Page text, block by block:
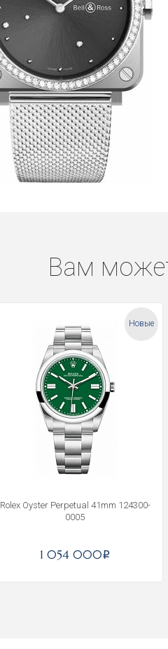
Вам
Новые
Rolex Oyster Perpetual 41mm 124300-
0005
1 054 000i